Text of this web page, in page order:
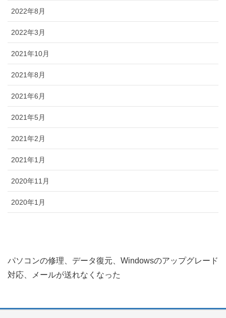
2022年8月
2022年3月
2021年10月
2021年8月
2021年6月
2021年5月
2021年2月
2021年1月
2020年11月
2020年1月
パソコンの修理、データ復元、Windowsのアップグレード
対応、メールが送れなくなった